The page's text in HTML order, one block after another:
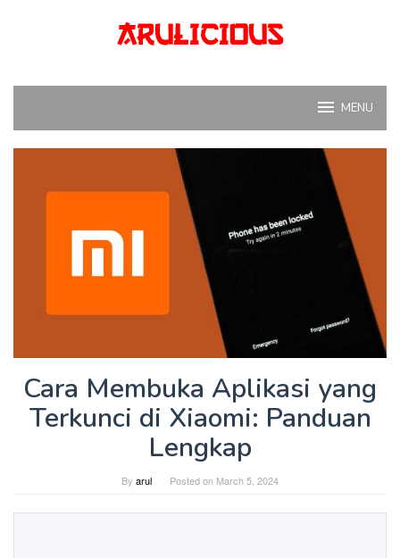
MENU
Cara Membuka Aplikasi yang
Terkunci di Xiaomi: Panduan
Lengkap
By arul Posted on March 5, 2024